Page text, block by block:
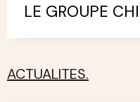
LE GROUPE
ACTUALITES.